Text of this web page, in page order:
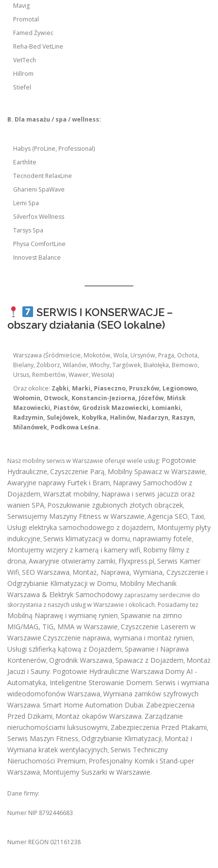
Mavig
Promotal
Famed Żywiec
Reha-Bed VetLine
VetTech
Hillrom
Stiefel
B. Dla masażu / spa / wellness:
Habys (ProLine, Professional)
Earthlite
Tecnodent RelaxLine
Gharieni SpaWave
Lemi Spa
Silverfox Wellness
Tarsys Spa
Physa ComfortLine
Innovest Balance
SERWIS I KONSERWACJE –
obszary działania (SEO lokalne)
Warszawa (Śródmieście, Mokotów, Wola, Ursynów, Praga, Ochota,
Bielany, Żoliborz, Wilanów, Włochy, Targówek, Białołęka, Bemowo,
Ursus, Rembertów, Wawer, Wesoła)
Oraz okolice: Ząbki, Marki, Piaseczno, Pruszków, Legionowo,
Wołomin, Otwock, Konstancin-Jeziorna, Józefów, Mińsk
Mazowiecki, Piastów, Grodzisk Mazowiecki, Łomianki,
Radzymin, Sulejówek, Kobyłka, Halinów, Nadarzyn, Raszyn,
Milanówek, Podkowa Leśna.
Nasz mobilny serwis w Warszawie oferuje wiele usług: Pogotowie
Hydrauliczne, Czyszczenie Parą, Mobilny Spawacz w Warszawie,
Awaryjne naprawy Furtek i Bram, Naprawy Samochodów z
Dojazdem, Warsztat mobilny, Naprawa i serwis jacuzzi oraz
wanien SPA, Poszukiwanie zgubionych złotych obrączek,
Serwisujemy Maszyny Fitness w Warszawie, Agencja SEO, Taxi,
Usługi elektryka samochodowego z dojazdem, Montujemy płyty
indukcyjne, Serwis klimatyzacji w domu, naprawiamy fotele,
Montujemy wizjery z kamerą i kamery wifi, Robimy filmy z
drona, Awaryjnie otwieramy zamki, Flyxpress.pl, Serwis Kamer
Wifi, SEO Warszawa, Montaż, Naprawa, Wymiana, Czyszczenie i
Odgrzybianie Klimatyzacji w Domu, Mobilny Mechanik
Warszawa & Elektryk Samochodowy zapraszamy serdecznie do
skorzystania z naszych usług w Warszawie i okolicach. Posiadamy też
Mobilną Naprawę i wymianę rynien, Spawanie na zimno
MIG/MAG, TIG, MMA w Warszawie, Czyszczenie Laserem w
Warszawie Czyszczenie naprawa, wymiana i montaż rynien,
Usługi szlifierką kątową z Dojazdem, Spawanie i Naprawa
Kontenerów, Ogrodnik Warszawa, Spawacz z Dojazdem, Montaż
Jacuzi i Sauny. Pogotowie Hydrauliczne Warszawa Domy AI -
Automatyka, Inteligentne Sterowanie Domem. Serwis i wymiana
wideodomofonów Warszawa, Wymiana zamków szyfrowych
Warszawa. Smart Home Automation Dubai. Zabezpieczenia
Przed Dzikami, Montaż okapów Warszawa. Zarządzanie
nieruchomościami luksusowymi, Zabezpieczenia Przed Ptakami,
Serwis Maszyn Fitness, Odgrzybianie Klimatyzacji, Montaż i
Wymiana kratek wentylacyjnych, Serwis Techniczny
Nieruchomości Premium, Profesjonalny Komik i Stand-uper
Warszawa, Montujemy Suszarki w Warszawie.
Dane firmy:
Numer NIP 8792446683
Numer REGON 021161238